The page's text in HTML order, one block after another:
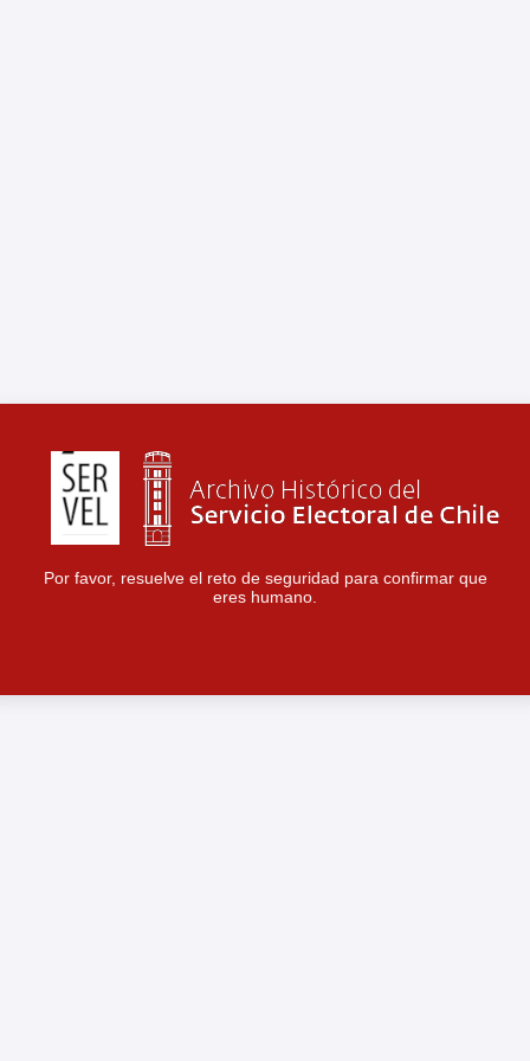
Por favor, resuelve el reto de seguridad para confirmar que
eres humano.